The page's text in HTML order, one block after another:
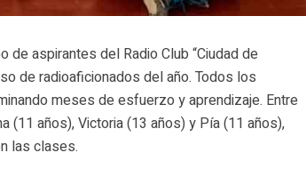
de aspirantes del Radio Club “Ciudad de
de radioaficionados del año. Todos los
meses de esfuerzo y aprendizaje. Entre
(11 años), Victoria (13 años) y Pía (11 años),
las clases.